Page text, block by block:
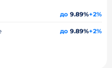
до 9.89%+2%
до 9.89%+2%